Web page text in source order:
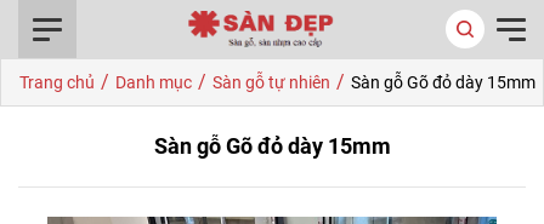
Trang chủ / Danh mục / Sàn gỗ tự nhiên / Sàn gỗ Gõ đỏ dày 15mm
Sàn gỗ Gõ đỏ dày 15mm